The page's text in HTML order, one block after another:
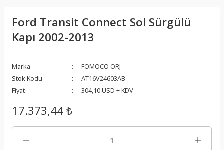
Ford Transit Connect Sol Sürgülü
Kapı 2002-2013
Marka
FOMOCO ORJ
Stok Kodu
AT16V24603AB
Fiyat
304,10 USD + KDV
17.373,44 ₺